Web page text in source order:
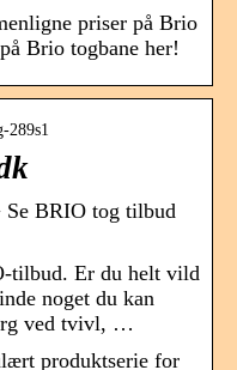
priser på Brio
Brio togbane her!
289s1
BRIO tog tilbud
tilbud. Er du helt vild
noget du kan
ved tvivl, …
produktserie for